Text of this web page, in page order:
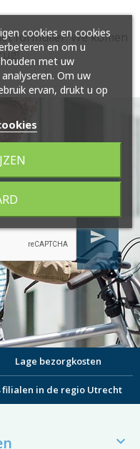
formulier. We komen
send
Lage bezorgkosten
filialen in de regio Utrecht

cookies en cookies
en om u
met uw
Om uw
ervan, drukt u op